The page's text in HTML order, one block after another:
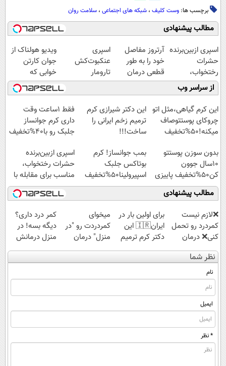
برچسب ها: وست کلیف ، شبکه های اجتماعی ، سلامت روان
مطالب پیشنهادی
اسپری ازبین‌برنده
حشرات
رختخواب،
مناسب برای
مقابله با انواع
ساس
آرتروز مفاصل
خود را به طور
قطعی درمان
کنید!
◗پرسش‌نامه◖
اسپری
عنکبوت‌‌کش
تارومار
ازبین‌برنده انواع
عنکبوت
ویدیو هولناک از
جوان کارتن
خوابی که
میلیاردر شد.
آموزش رایگان
از سراسر وب
این کرم گیاهی،مثل اتو
چروکای پوستتوصاف
میکنه!50%تخفیف
این دکتر شیرازی کرم
ترمیم زخم ایرانی را
ساخت!!!
فقط 1ساعت وقت
داری کرم جوانساز
جلبک رو با40%تخفیف
بدون سوزن پوستتو
10سال جوون
کن50%تخفیف پاییزی
بمب جوانساز! کرم
بوتاکس جلبک
اسپیرولینا50%تخفیف
اسپری ازبین‌برنده
حشرات رختخواب،
مناسب برای مقابله با
انواع ساس
مطالب پیشنهادی
❌لازم نیست
کمردرد رو تحمل
کنی❌ درمان
بدون جراحی و
قرص
(پرسشنامه)
برای اولین بار در
ایران🇮🇷 این
دکتر کرم ترمیم
کننده 23 روزه
ساخت!
میخوای
کمردردت رو "در
منزل" درمان
کنی؟ (◂فیلم +
◂پرسش‌نامه)
کمر درد داری؟
دیگه بسه! در
منزل درمانش
کن
(◀پرسش‌نامه)
نظر شما
نام
ایمیل
* نظر